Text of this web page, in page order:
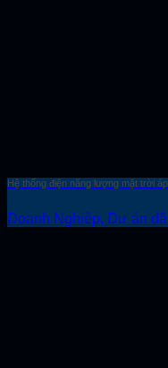
Hệ thống điện năng lượng mặt trời
Doanh Nghiệp, Dự án